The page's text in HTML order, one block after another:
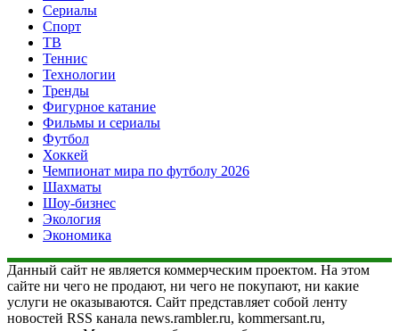
Сериалы
Спорт
ТВ
Теннис
Технологии
Тренды
Фигурное катание
Фильмы и сериалы
Футбол
Хоккей
Чемпионат мира по футболу 2026
Шахматы
Шоу-бизнес
Экология
Экономика
Данный сайт не является коммерческим проектом. На этом
сайте ни чего не продают, ни чего не покупают, ни какие
услуги не оказываются. Сайт представляет собой ленту
новостей RSS канала news.rambler.ru, kommersant.ru,